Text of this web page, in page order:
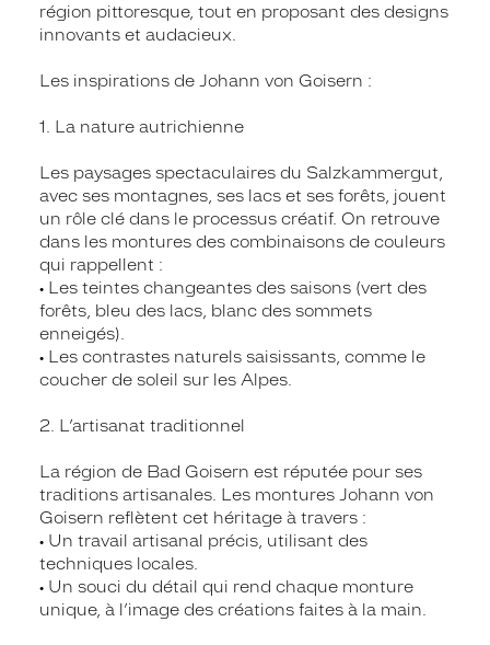
région pittoresque, tout en proposant des designs
innovants et audacieux.
Les inspirations de Johann von Goisern :
1. La nature autrichienne
Les paysages spectaculaires du Salzkammergut,
avec ses montagnes, ses lacs et ses forêts, jouent
un rôle clé dans le processus créatif. On retrouve
dans les montures des combinaisons de couleurs
qui rappellent :
• Les teintes changeantes des saisons (vert des
forêts, bleu des lacs, blanc des sommets
enneigés).
• Les contrastes naturels saisissants, comme le
coucher de soleil sur les Alpes.
2. L’artisanat traditionnel
La région de Bad Goisern est réputée pour ses
traditions artisanales. Les montures Johann von
Goisern reflètent cet héritage à travers :
• Un travail artisanal précis, utilisant des
techniques locales.
• Un souci du détail qui rend chaque monture
unique, à l’image des créations faites à la main.